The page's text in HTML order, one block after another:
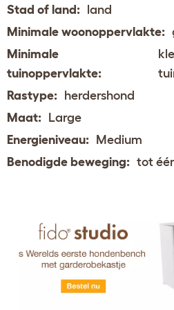
Stad of land: land
Minimale woonoppervlakte:
Minimale
tuinoppervlakte:
Rastype: herdershond
Maat: Large
Energieniveau: Medium
Benodigde beweging: tot